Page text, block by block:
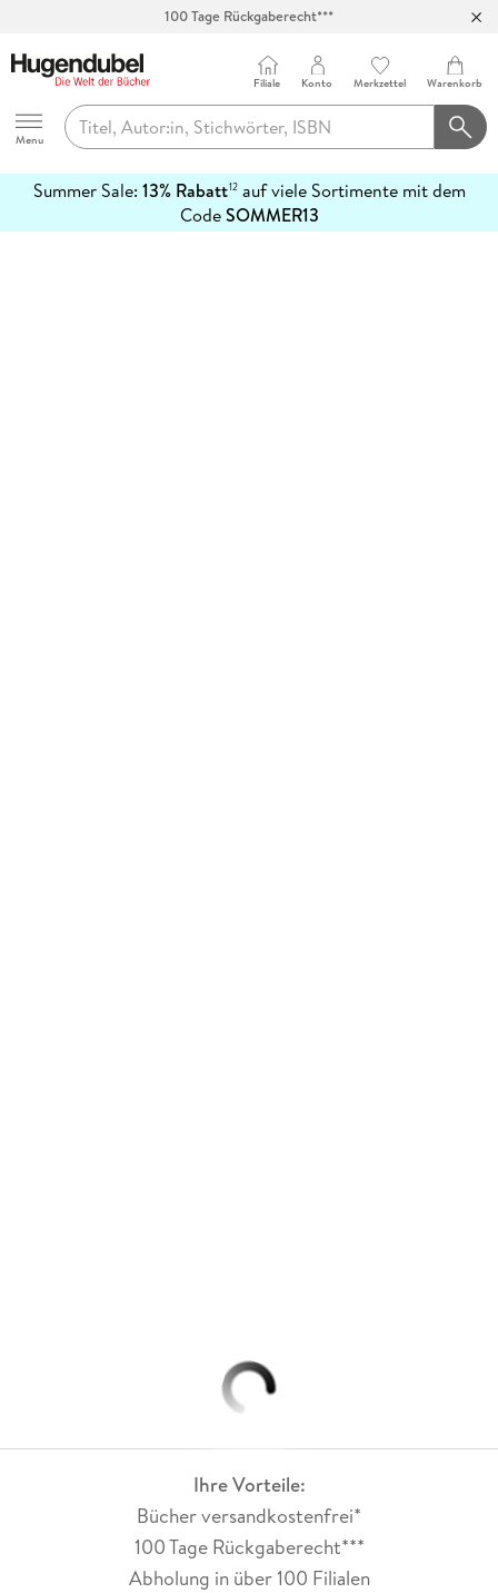
100 Tage Rückgaberecht***
Hugendubel
Menu
Filiale Konto Merkzettel Warenkorb
Summer Sale: 13% Rabatt12auf viele Sortimente mit dem
CodeSOMMER13
erfahren
Ihre Vorteile:
Bücher versandkostenfrei*
100 Tage Rückgaberecht***
Abholung in über 100 Filialen